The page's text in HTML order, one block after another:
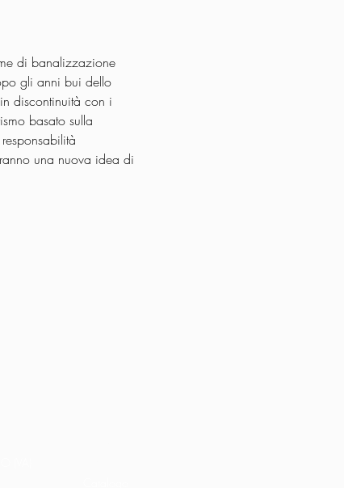
di banalizzazione
gli anni bui dello
discontinuità con i
basato sulla
una nuova idea di